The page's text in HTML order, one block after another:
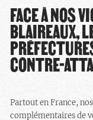
FACE À NOS
BLAIREAUX,
CONTRE-
Partout en France,
complémentaires de